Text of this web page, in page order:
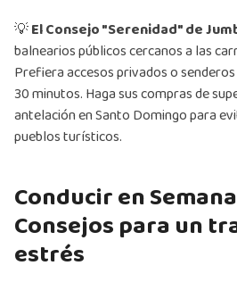
💡El Consejo "Serenidad" de
balnearios públicos cercanos a las
Prefiera accesos privados o
30 minutos. Haga sus compras de
antelación en Santo Domingo para
pueblos turísticos.
Conducir en
Consejos para un
estrés